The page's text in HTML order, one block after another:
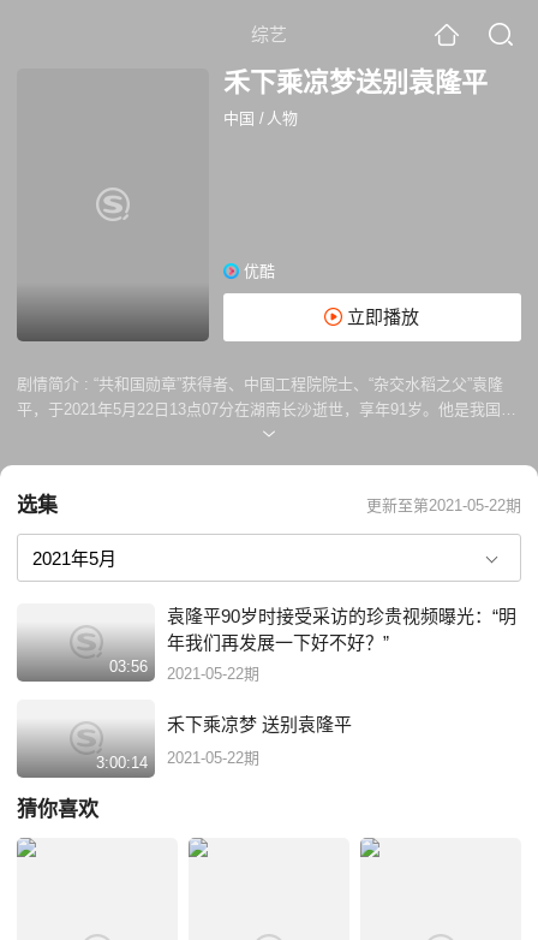
综艺
禾下乘凉梦送别袁隆平
中国 / 人物
优酷
立即播放
剧情简介 : “共和国勋章”获得者、中国工程院院士、“杂交水稻之父”袁隆
平，于2021年5月22日13点07分在湖南长沙逝世，享年91岁。他是我国研
究与发展杂交水稻的开创者，50多年来致力于杂交水稻技术的研究、应用
选集 更新至第2021-05-22期
03:56
袁隆平90岁时接受采访的珍贵视频曝光：“明
年我们再发展一下好不好？”
2021-05-22期
3:00:14
禾下乘凉梦 送别袁隆平
2021-05-22期
猜你喜欢